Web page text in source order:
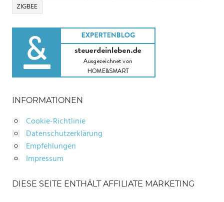
ZIGBEE
INFORMATIONEN
Cookie-Richtlinie
Datenschutzerklärung
Empfehlungen
Impressum
DIESE SEITE ENTHÄLT AFFILIATE MARKETING